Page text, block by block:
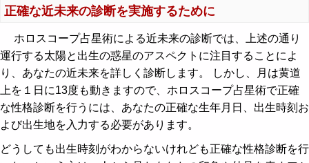
正確な近未来の診断を実施するために
ホロスコープ占星術による近未来の診断では、上述の通り
運行する太陽と出生の惑星のアスペクトに注目することによ
り、あなたの近未来を詳しく診断します。 しかし、月は黄道
上を１日に13度も動きますので、ホロスコープ占星術で正確
な性格診断を行うには、あなたの正確な生年月日、出生時刻お
よび出生地を入力する必要があります。
どうしても出生時刻がわからないけれども正確な性格診断を行